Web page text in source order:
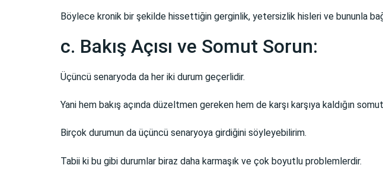
Böylece kronik bir şekilde hissettiğin gerginlik, yetersizlik hisleri ve bununla
c. Bakış Açısı ve Somut Sorun:
Üçüncü senaryoda da her iki durum geçerlidir.
Yani hem bakış açında düzeltmen gereken hem de karşı karşıya kaldığın
Birçok durumun da üçüncü senaryoya girdiğini söyleyebilirim.
Tabii ki bu gibi durumlar biraz daha karmaşık ve çok boyutlu problemlerdir.